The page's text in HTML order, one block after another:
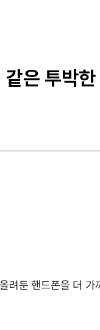
은 투박
려둔 핸드폰을 더